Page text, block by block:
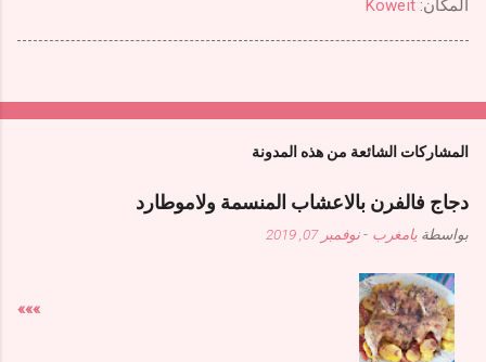
المكان: Koweït
المشاركات الشائعة من هذه المدونة
دجاج فالفرن بالاعشاب المنسمة ولاموطارد
بواسطة يامغرب -نوفمبر 07, 2019
»»»